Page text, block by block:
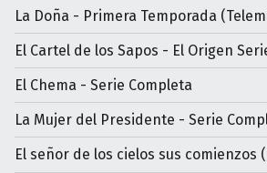
La Doña - Primera Temporada
El Cartel de los Sapos - El Origen
El Chema - Serie Completa
La Mujer del Presidente - Serie
El señor de los cielos sus comienzos